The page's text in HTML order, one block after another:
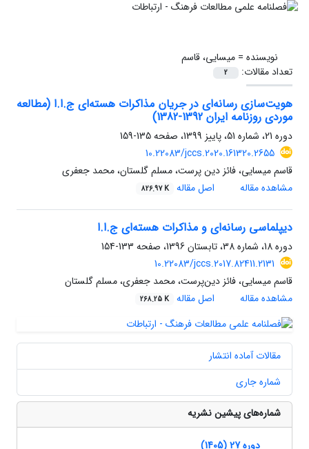
نویسنده =میسایی، قاسم
تعداد مقالات:
2
هویت‌سازی رسانه‌ای در جریان مذاکرات هسته‌ای ج.ا.ا (مطالعه
موردی روزنامه ایران 1392-1382)
دوره 21، شماره 51، پاییز 1399، صفحه
135-159
10.22083/jccs.2020.161320.2655
قاسم میسایی، فائز دین پرست، مسلم گلستان، محمد جعفری
مشاهده مقاله
اصل مقاله 826.97 K
دیپلماسی رسانه‌ای و مذاکرات هسته‌ای ج.ا.ا
دوره 18، شماره 38، تابستان 1396، صفحه
133-154
10.22083/jccs.2017.82411.2131
قاسم میسایی، فائز دین‌پرست، محمد جعفری، مسلم گلستان
مشاهده مقاله
اصل مقاله 268.25 K
مقالات آماده انتشار
شماره جاری
شماره‌های پیشین نشریه
دوره 27 (1405)